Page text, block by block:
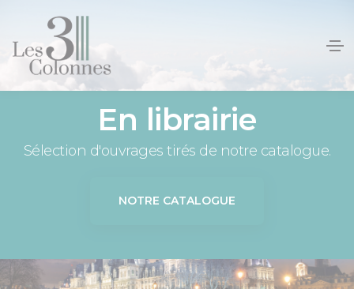
En librairie
Sélection d'ouvrages tirés de notre catalogue.
NOTRE CATALOGUE